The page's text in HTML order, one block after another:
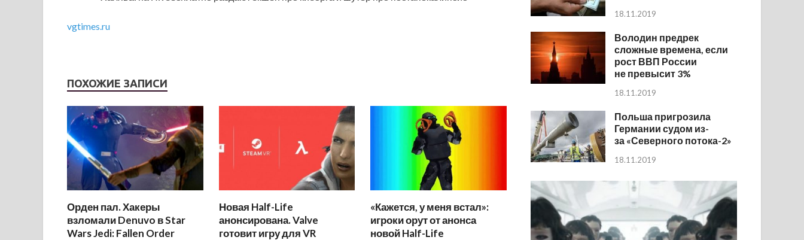
vgtimes.ru
ПОХОЖИЕ ЗАПИСИ
Орден пал. Хакеры
взломали Denuvo в Star
Wars Jedi: Fallen Order
Новая Half-Life
анонсирована. Valve
готовит игру для VR
«Кажется, у меня встал»:
игроки орут от анонса
новой Half-Life
18.11.2019
Володин предрек
сложные времена, если
рост ВВП России
не превысит 3%
18.11.2019
Польша пригрозила
Германии судом из-
за «Северного потока-2»
18.11.2019